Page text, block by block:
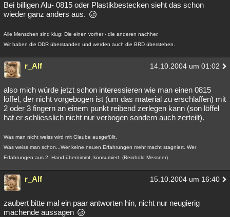
Bei billigen Alu- 0815 oder Plastikbestecken sieht das schon
wieder ganz anders aus.
Alle Menschen sind klug: Die einen vorher - die anderen nachher.
Wir haben die DDR überstanden und werden auch die BRD überstehen.
r_Alf 14.10.2004 um 01:02
also mich würde jetzt schon interessieren wie man einen 0815
löffel, der nicht vorgebogen ist (um das material zu erschlaffen) mit
2 oder 3 fingern an einem punkt reibend zerlegen kann (son löffel
hat er schliesslich nicht nur verbogen sondern auch zerteilt).
Was man nicht weiss wird mit Glaube ausgefüllt.
Was weiss man schon...Wer keine neuen Erfahrungen mehr macht stagniert. Wer
Erfahrungen aus 2. Hand übernimmt, konsumiert. (Reinhold Messner)
r_Alf 15.10.2004 um 16:40
zaubert bitte mal ein paar antworten hin, nicht nur neugierig
machende aussagen